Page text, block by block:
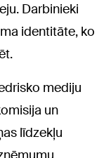
Darbinieki
identitāte, ko
mediju
un
līdzekļu